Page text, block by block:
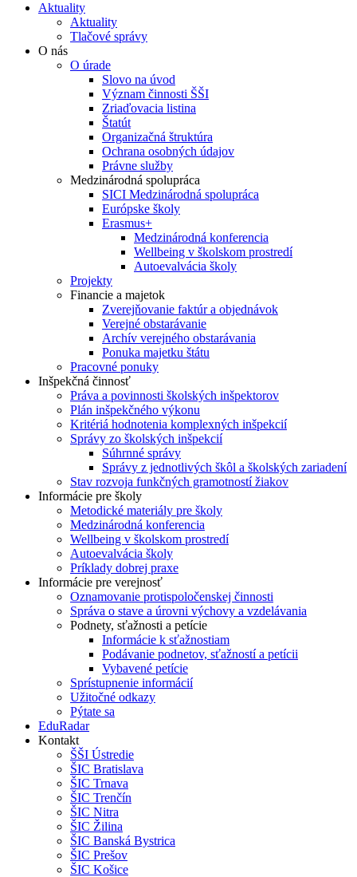
Aktuality
Aktuality
Tlačové správy
O nás
O úrade
Slovo na úvod
Význam činnosti ŠŠI
Zriaďovacia listina
Štatút
Organizačná štruktúra
Ochrana osobných údajov
Právne služby
Medzinárodná spolupráca
SICI Medzinárodná spolupráca
Európske školy
Erasmus+
Medzinárodná konferencia
Wellbeing v školskom prostredí
Autoevalvácia školy
Projekty
Financie a majetok
Zverejňovanie faktúr a objednávok
Verejné obstarávanie
Archív verejného obstarávania
Ponuka majetku štátu
Pracovné ponuky
Inšpekčná činnosť
Práva a povinnosti školských inšpektorov
Plán inšpekčného výkonu
Kritériá hodnotenia komplexných inšpekcií
Správy zo školských inšpekcií
Súhrnné správy
Správy z jednotlivých škôl a školských zariadení
Stav rozvoja funkčných gramotností žiakov
Informácie pre školy
Metodické materiály pre školy
Medzinárodná konferencia
Wellbeing v školskom prostredí
Autoevalvácia školy
Príklady dobrej praxe
Informácie pre verejnosť
Oznamovanie protispoločenskej činnosti
Správa o stave a úrovni výchovy a vzdelávania
Podnety, sťažnosti a petície
Informácie k sťažnostiam
Podávanie podnetov, sťažností a petícii
Vybavené petície
Sprístupnenie informácií
Užitočné odkazy
Pýtate sa
EduRadar
Kontakt
ŠŠI Ústredie
ŠIC Bratislava
ŠIC Trnava
ŠIC Trenčín
ŠIC Nitra
ŠIC Žilina
ŠIC Banská Bystrica
ŠIC Prešov
ŠIC Košice